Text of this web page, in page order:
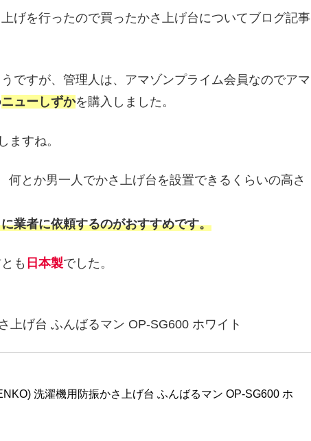
げを行ったので買ったかさ上げ台についてブログ記事
ですが、管理人は、アマゾンプライム会員なのでアマ
ニューしずかを購入しました。
ますね。
とか男一人でかさ上げ台を設置できるくらいの高さ
業者に依頼するのがおすすめです。
も 日本製でした。
上げ台 ふんばるマン OP-SG600 ホワイト
洗濯機用防振かさ上げ台 ふんばるマン OP-SG600 ホ